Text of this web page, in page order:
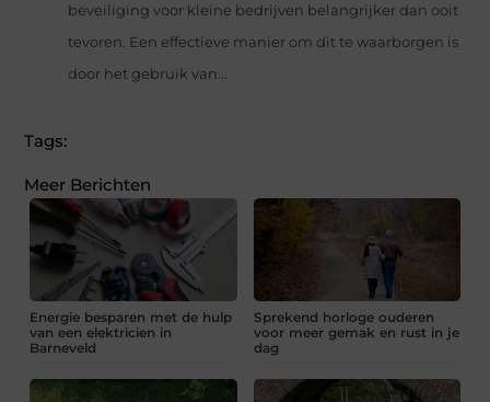
beveiliging voor kleine bedrijven belangrijker dan ooit
tevoren. Een effectieve manier om dit te waarborgen is
door het gebruik van...
Tags:
Meer Berichten
Energie besparen met de hulp
van een elektricien in
Barneveld
Sprekend horloge ouderen
voor meer gemak en rust in je
dag